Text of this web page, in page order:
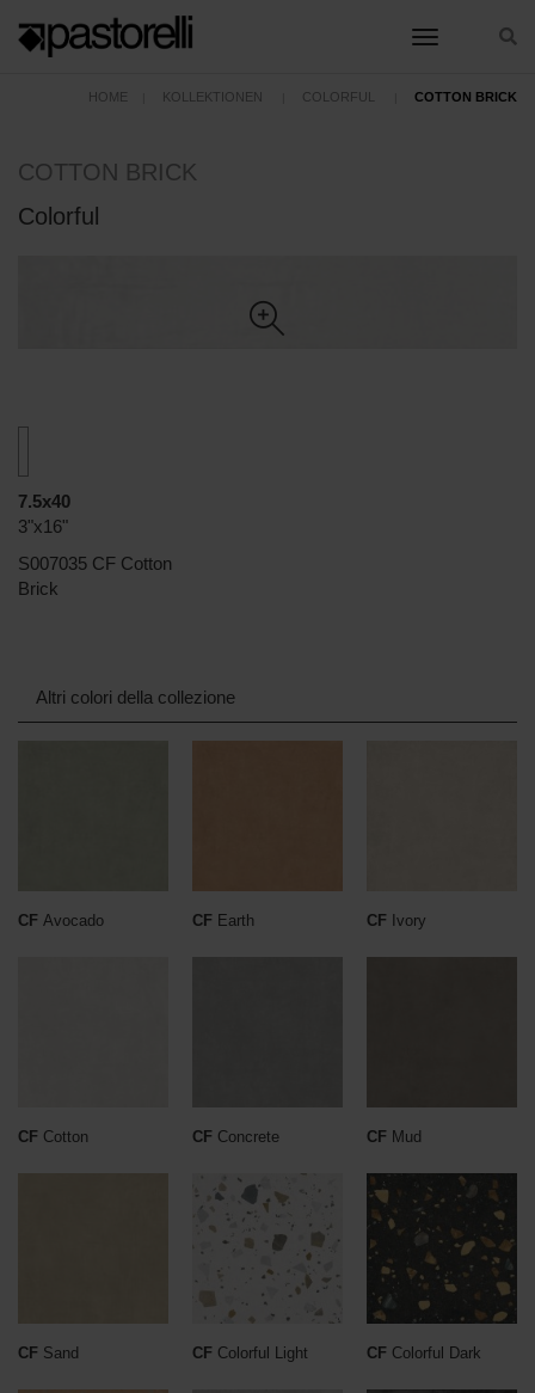
toggle
HOME KOLLEKTIONEN COLORFUL COTTON BRICK
COTTON BRICK
Colorful
7.5x40
3"x16"
S007035 CF Cotton
Brick
Altri colori della collezione
CF Avocado CF Earth CF Ivory
CF Cotton CF Concrete CF Mud
CF Sand CF Colorful Light CF Colorful Dark